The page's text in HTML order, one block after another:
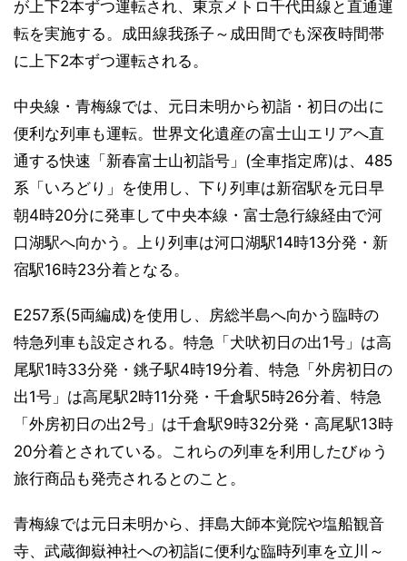
が上下2本ずつ運転され、東京メトロ千代田線と直通運
転を実施する。成田線我孫子～成田間でも深夜時間帯
に上下2本ずつ運転される。
中央線・青梅線では、元日未明から初詣・初日の出に
便利な列車も運転。世界文化遺産の富士山エリアへ直
通する快速「新春富士山初詣号」(全車指定席)は、485
系「いろどり」を使用し、下り列車は新宿駅を元日早
朝4時20分に発車して中央本線・富士急行線経由で河
口湖駅へ向かう。上り列車は河口湖駅14時13分発・新
宿駅16時23分着となる。
E257系(5両編成)を使用し、房総半島へ向かう臨時の
特急列車も設定される。特急「犬吠初日の出1号」は高
尾駅1時33分発・銚子駅4時19分着、特急「外房初日の
出1号」は高尾駅2時11分発・千倉駅5時26分着、特急
「外房初日の出2号」は千倉駅9時32分発・高尾駅13時
20分着とされている。これらの列車を利用したびゅう
旅行商品も発売されるとのこと。
青梅線では元日未明から、拝島大師本覚院や塩船観音
寺、武蔵御嶽神社への初詣に便利な臨時列車を立川～